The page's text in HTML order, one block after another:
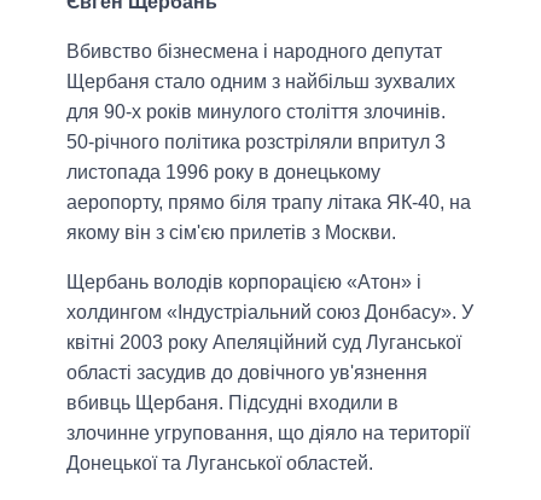
Вбивство бізнесмена і народного депутат
Щербаня стало одним з найбільш зухвалих
для 90-х років минулого століття злочинів.
50-річного політика розстріляли впритул 3
листопада 1996 року в донецькому
аеропорту, прямо біля трапу літака ЯК-40, на
якому він з сім'єю прилетів з Москви.
Щербань володів корпорацією «Атон» і
холдингом «Індустріальний союз Донбасу». У
квітні 2003 року Апеляційний суд Луганської
області засудив до довічного ув'язнення
вбивць Щербаня. Підсудні входили в
злочинне угруповання, що діяло на території
Донецької та Луганської областей.